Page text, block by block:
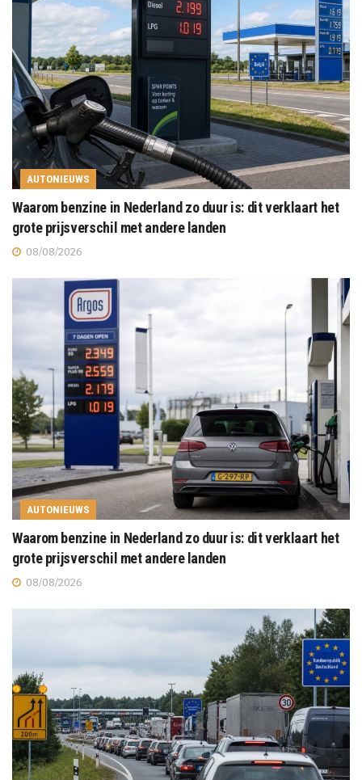
AUTONIEUWS
Waarom benzine in Nederland zo duur is: dit verklaart het
grote prijsverschil met andere landen
08/08/2026
AUTONIEUWS
Waarom benzine in Nederland zo duur is: dit verklaart het
grote prijsverschil met andere landen
08/08/2026